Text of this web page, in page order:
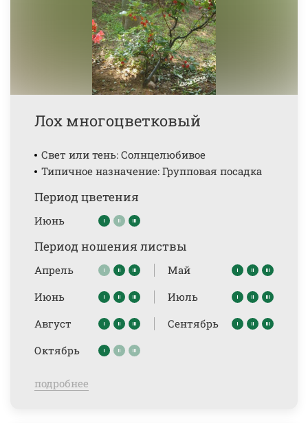
Лох многоцветковый
Свет или тень: Солнцелюбивое
Типичное назначение: Групповая посадка
Период цветения
Июнь
Период ношения листвы
Апрель
Май
Июнь
Июль
Август
Сентябрь
Октябрь
подробнее